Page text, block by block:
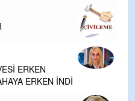
ERKEN
ERKEN İNDİ